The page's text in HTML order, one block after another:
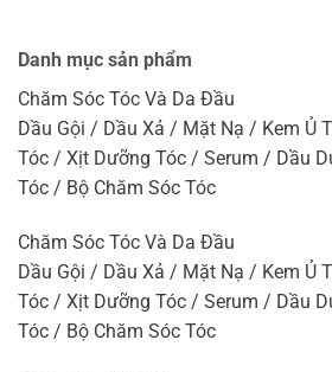
Danh mục sản phẩm
Chăm Sóc Tóc Và Da Đầu
Dầu Gội / Dầu Xả / Mặt Nạ / Kem Ủ
Tóc / Xịt Dưỡng Tóc / Serum / Dầu
Tóc / Bộ Chăm Sóc Tóc
Chăm Sóc Tóc Và Da Đầu
Dầu Gội / Dầu Xả / Mặt Nạ / Kem Ủ
Tóc / Xịt Dưỡng Tóc / Serum / Dầu
Tóc / Bộ Chăm Sóc Tóc